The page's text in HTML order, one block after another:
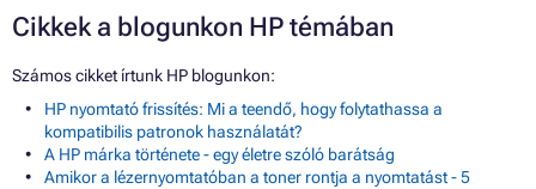
Cikkek a blogunkon HP témában
Számos cikket írtunk HP blogunkon:
HP nyomtató frissítés: Mi a teendő, hogy folytathassa a
kompatibilis patronok használatát?
A HP márka története - egy életre szóló barátság
Amikor a lézernyomtatóban a toner rontja a nyomtatást - 5